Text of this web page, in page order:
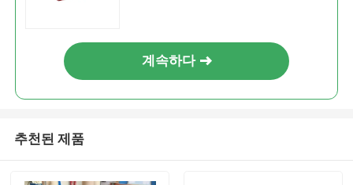
계속하다
추천된 제품